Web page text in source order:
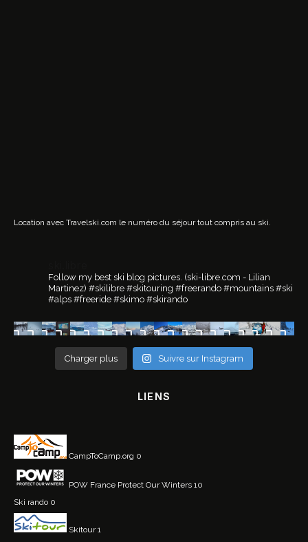
Location avec Travelski.com le numéro du séjour tout compris au ski.
Follow my best ski blog pictures. (ski-libre.com - Lilian
Martinez) #skilibre #skitouring #freerando #mountains #ski
#alps #freeride #skimo #skirando
Charger plus Suivre sur Instagram
LIENS
CampToCamp.org 0
POW France Protect Our Winters 10
Ski rando 0
Skitour1